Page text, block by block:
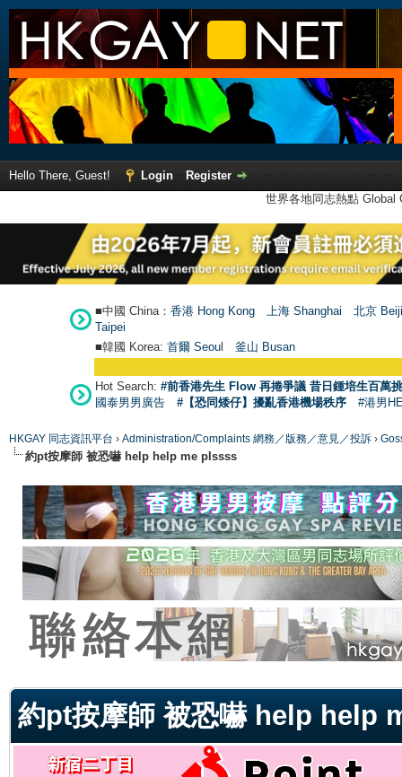
Hello There, Guest! Login
Register
世界各地同志熱點
■中國 China： 香港 Hong Kong 上海 Shanghai
北京
Taipei
■韓國 Korea: 首爾 Seoul 釜山 Busan
Hot Search: #前香港先生 Flow 再捲爭議 昔日鍾培生百萬
國泰男男廣告
#【恐同矮仔】擾亂香港機場秩序 #港男
HKGAY 同志資訊平台 › Administration/Complaints 網務／版務／意見／投訴 ›
約pt按摩師 被恐嚇 help help me plssss
約pt按摩師 被恐嚇 help help